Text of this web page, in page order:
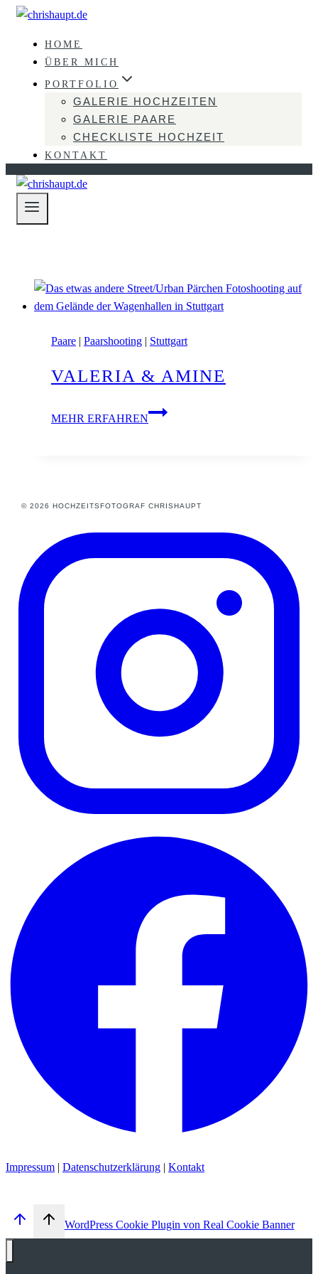
Zum
springen
HOME
ÜBER MICH
PORTFOLIO
GALERIE HOCHZEITEN
GALERIE PAARE
CHECKLISTE HOCHZEIT
KONTAKT
Paare | Paarshooting | Stuttgart
VALERIA & AMINE
MEHR ERFAHREN
Valeria
© 2026 HOCHZEITSFOTOGRAF CHRISHAUPT
Impressum | Datenschutzerklärung | Kontakt
WordPress Cookie Plugin von Real Cookie Banner